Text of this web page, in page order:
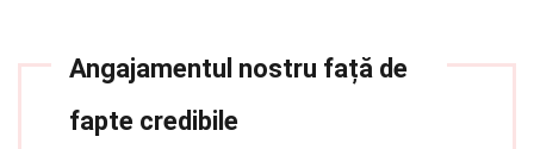
Angajamentul nostru față de
fapte credibile